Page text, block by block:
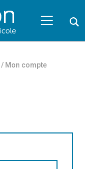
/ Mon compte